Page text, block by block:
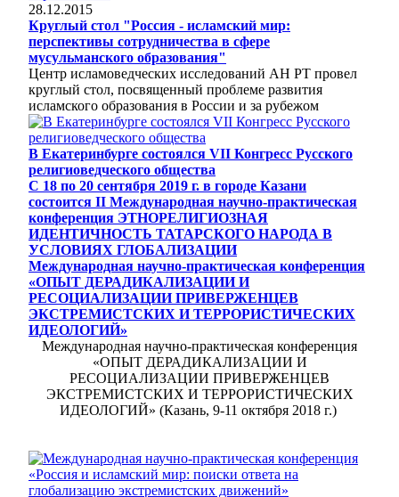
28.12.2015
Круглый стол "Россия - исламский мир:
перспективы сотрудничества в сфере
мусульманского образования"
Центр исламоведческих исследований АН РТ провел
круглый стол, посвященный проблеме развития
исламского образования в России и за рубежом
В Екатеринбурге состоялся VII Конгресс Русского
религиоведческого общества
С 18 по 20 сентября 2019 г. в городе Казани
состоится II Международная научно-практическая
конференция ЭТНОРЕЛИГИОЗНАЯ
ИДЕНТИЧНОСТЬ ТАТАРСКОГО НАРОДА В
УСЛОВИЯХ ГЛОБАЛИЗАЦИИ
Международная научно-практическая конференция
«ОПЫТ ДЕРАДИКАЛИЗАЦИИ И
РЕСОЦИАЛИЗАЦИИ ПРИВЕРЖЕНЦЕВ
ЭКСТРЕМИСТСКИХ И ТЕРРОРИСТИЧЕСКИХ
ИДЕОЛОГИЙ»
Международная научно-практическая конференция
«ОПЫТ ДЕРАДИКАЛИЗАЦИИ И
РЕСОЦИАЛИЗАЦИИ ПРИВЕРЖЕНЦЕВ
ЭКСТРЕМИСТСКИХ И ТЕРРОРИСТИЧЕСКИХ
ИДЕОЛОГИЙ» (Казань, 9-11 октября 2018 г.)